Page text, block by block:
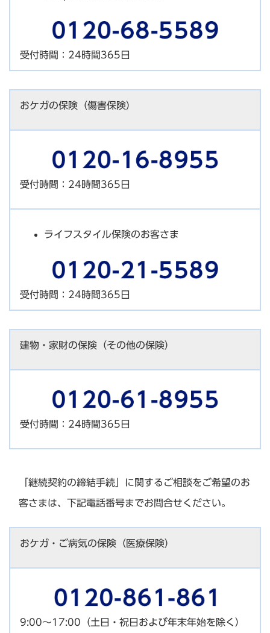
受付時間：24時間365日
おケガの保険（傷害保険）
受付時間：24時間365日
ライフスタイル保険のお客さま
受付時間：24時間365日
建物・家財の保険（その他の保険）
受付時間：24時間365日
「継続契約の締結手続」に関するご相談をご希望のお
客さまは、下記電話番号までお問合せください。
おケガ・ご病気の保険（医療保険）
9:00～17:00（土日・祝日および年末年始を除く）